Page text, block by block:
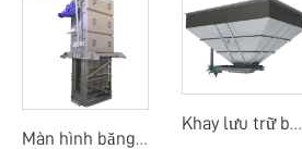
Màn hình băng dòng trung tâm
Khay lưu trữ bùn